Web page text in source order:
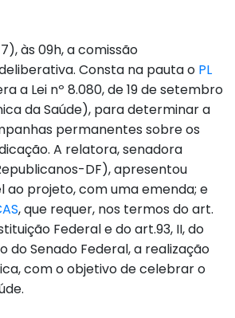
às 09h, a comissão
Consta na pauta o PL
a Lei nº 8.080, de 19 de setembro
da Saúde), para determinar a
permanentes sobre os
A relatora, senadora
DF), apresentou
projeto, com uma emenda; e
, que requer, nos termos do art.
Federal e do art.93, II, do
do Senado Federal, a realização
com o objetivo de celebrar o